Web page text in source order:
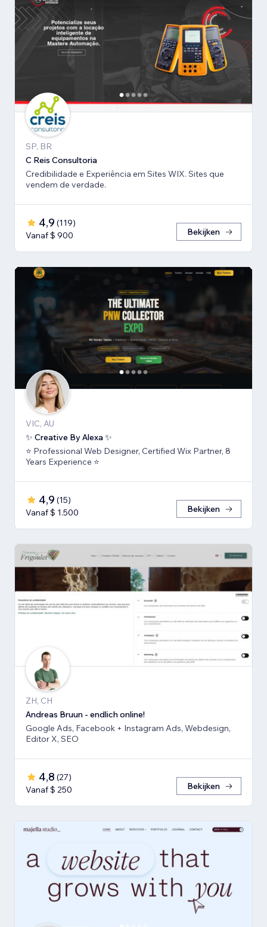
SP, BR
C Reis Consultoria
Credibilidade e Experiência em Sites WIX. Sites que
vendem de verdade.
4,9 (119)
Vanaf $ 900
Bekijken
VIC, AU
✨ Creative By Alexa ✨
⭐ Professional Web Designer, Certified Wix Partner, 8
Years Experience ⭐
4,9 (15)
Vanaf $ 1.500
Bekijken
ZH, CH
Andreas Bruun - endlich online!
Google Ads, Facebook + Instagram Ads, Webdesign,
Editor X, SEO
4,8 (27)
Vanaf $ 250
Bekijken